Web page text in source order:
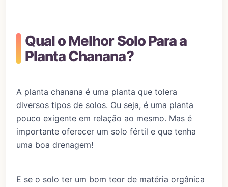
Qual o Melhor Solo Para a
Planta Chanana?
A planta chanana é uma planta que tolera
diversos tipos de solos. Ou seja, é uma planta
pouco exigente em relação ao mesmo. Mas é
importante oferecer um solo fértil e que tenha
uma boa drenagem!
E se o solo ter um bom teor de matéria orgânica